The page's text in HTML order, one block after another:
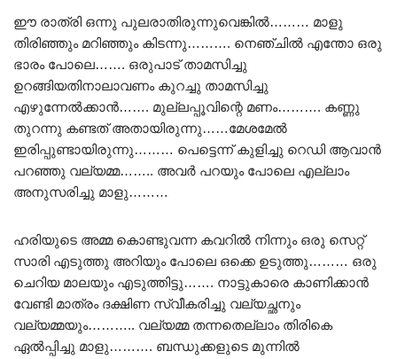
ഈ രാത്രി ഒന്നു പുലരാതിരുന്നുവെങ്കിൽ……… മാളു
തിരിഞ്ഞും മറിഞ്ഞും കിടന്നു………. നെഞ്ചിൽ എന്തോ ഒരു
ഭാരം പോലെ……. ഒരുപാട് താമസിച്ചു
ഉറങ്ങിയതിനാലാവണം കുറച്ചു താമസിച്ചു
എഴുന്നേൽക്കാൻ……. മുല്ലപ്പൂവിന്റെ മണം………. കണ്ണു
തുറന്നു കണ്ടത് അതായിരുന്നു……മേശമേൽ
ഇരിപ്പുണ്ടായിരുന്നു……… പെട്ടെന്ന് കുളിച്ചു റെഡി ആവാൻ
പറഞ്ഞു വല്യമ്മ…….. അവർ പറയും പോലെ എല്ലാം
അനുസരിച്ചു മാളു………
ഹരിയുടെ അമ്മ കൊണ്ടുവന്ന കവറിൽ നിന്നും ഒരു സെറ്റ്
സാരി എടുത്തു അറിയും പോലെ ഒക്കെ ഉടുത്തു……… ഒരു
ചെറിയ മാലയും എടുത്തിട്ടു……. നാട്ടുകാരെ കാണിക്കാൻ
വേണ്ടി മാത്രം ദക്ഷിണ സ്വീകരിച്ചു വല്യച്ഛനും
വല്യമ്മയും……….. വല്യമ്മ തന്നതെല്ലാം തിരികെ
ഏൽപ്പിച്ചു മാളു………. ബന്ധുക്കളുടെ മുന്നിൽ